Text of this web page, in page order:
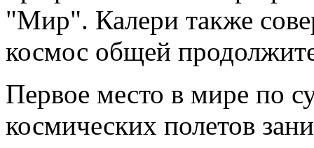
"Мир". Калери также
космос общей
Первое место в мире по
космических полетов